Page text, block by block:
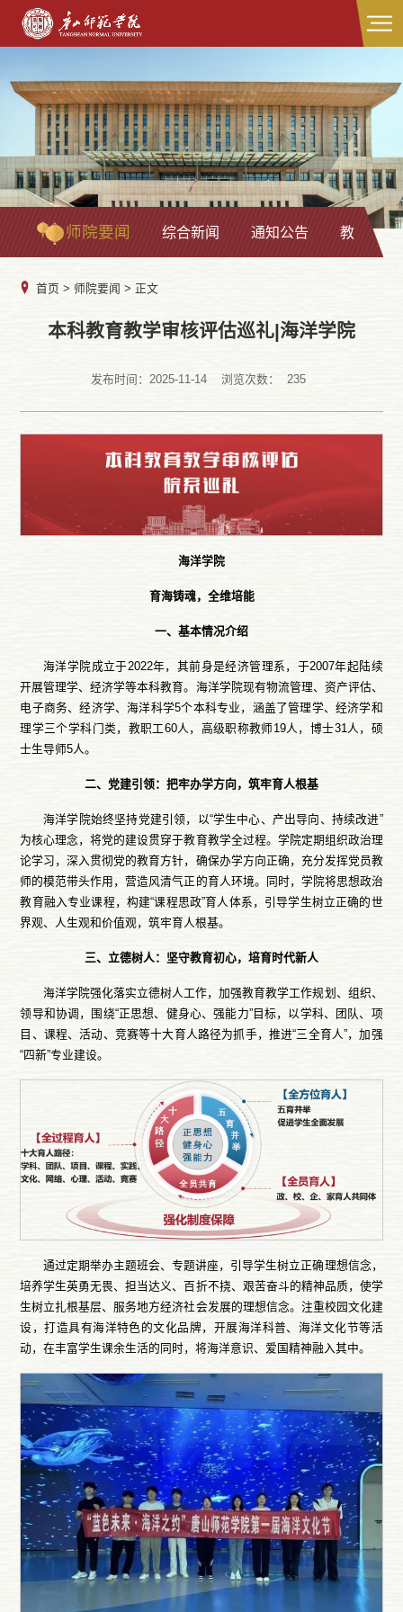
师院要闻 综合新闻 通知公告 教学科研
首页 > 师院要闻 > 正文
本科教育教学审核评估巡礼|海洋学院
发布时间：2025-11-14 浏览次数： 235
海洋学院
育海铸魂，全维培能
一、基本情况介绍
海洋学院成立于2022年，其前身是经济管理系，于2007年起陆续
开展管理学、经济学等本科教育。海洋学院现有物流管理、资产评估、
电子商务、经济学、海洋科学5个本科专业，涵盖了管理学、经济学和
理学三个学科门类，教职工60人，高级职称教师19人，博士31人，硕
士生导师5人。
二、党建引领：把牢办学方向，筑牢育人根基
海洋学院始终坚持党建引领，以“学生中心、产出导向、持续改进”
为核心理念，将党的建设贯穿于教育教学全过程。学院定期组织政治理
论学习，深入贯彻党的教育方针，确保办学方向正确，充分发挥党员教
师的模范带头作用，营造风清气正的育人环境。同时，学院将思想政治
教育融入专业课程，构建“课程思政”育人体系，引导学生树立正确的世
界观、人生观和价值观，筑牢育人根基。
三、立德树人：坚守教育初心，培育时代新人
海洋学院强化落实立德树人工作，加强教育教学工作规划、组织、
领导和协调，围绕“正思想、健身心、强能力”目标，以学科、团队、项
目、课程、活动、竞赛等十大育人路径为抓手，推进“三全育人”，加强
“四新”专业建设。
通过定期举办主题班会、专题讲座，引导学生树立正确理想信念，
培养学生英勇无畏、担当达义、百折不挠、艰苦奋斗的精神品质，使学
生树立扎根基层、服务地方经济社会发展的理想信念。注重校园文化建
设，打造具有海洋特色的文化品牌，开展海洋科普、海洋文化节等活
动，在丰富学生课余生活的同时，将海洋意识、爱国精神融入其中。